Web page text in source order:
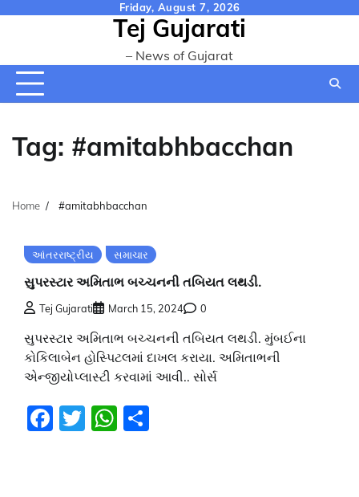
Friday, August 7, 2026
Tej Gujarati
– News of Gujarat
Tag: #amitabhbacchan
Home #amitabhbacchan
આંતરરાષ્ટ્રીય સમાચાર
સુપરસ્ટાર અમિતાભ બચ્ચનની તબિયત લથડી.
Tej Gujarati March 15, 2024 0
સુપરસ્ટાર અમિતાભ બચ્ચનની તબિયત લથડી. મુંબઈના
કોકિલાબેન હોસ્પિટલમાં દાખલ કરાયા. અમિતાભની
એન્જીયોપ્લાસ્ટી કરવામાં આવી.. સોર્સ
Facebook
TwitterWhatsApp